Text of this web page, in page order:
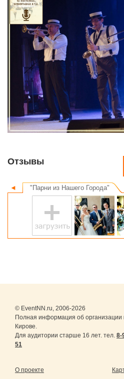
Отзывы
◄ "Парни из Нашего Города"
© EventNN.ru, 2006-2026
Полная информация об
Кирове.
Для аудитории старше 16 лет. тел. 8-
51
О проекте